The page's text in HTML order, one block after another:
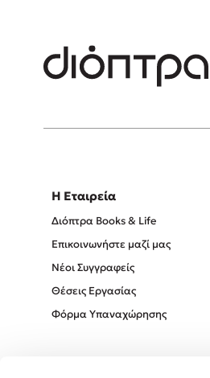
Η Εταιρεία
Διόπτρα Books & Life
Επικοινωνήστε μαζί μας
Νέοι Συγγραφείς
Θέσεις Εργασίας
Φόρμα Υπαναχώρησης